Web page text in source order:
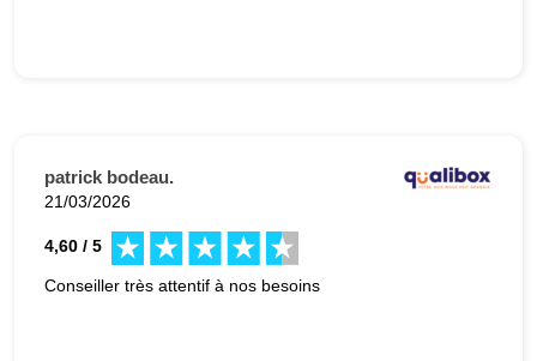
patrick bodeau.
21/03/2026
4,60 / 5
Conseiller très attentif à nos besoins